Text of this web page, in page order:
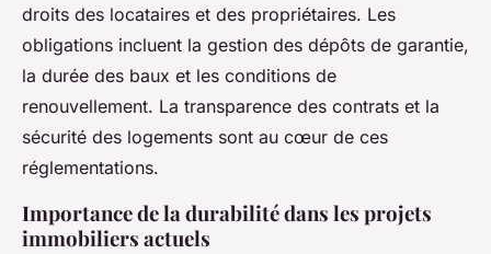
droits des locataires et des propriétaires. Les
obligations incluent la gestion des dépôts de garantie,
la durée des baux et les conditions de
renouvellement. La transparence des contrats et la
sécurité des logements sont au cœur de ces
réglementations.
Importance de la durabilité dans les projets
immobiliers actuels